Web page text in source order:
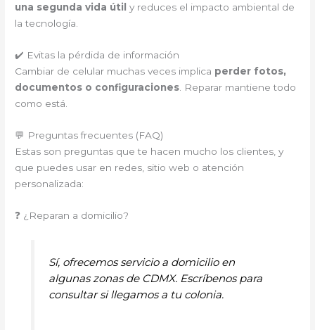
una segunda vida útil y reduces el impacto ambiental de
la tecnología.
✔️ Evitas la pérdida de información
Cambiar de celular muchas veces implica perder fotos,
documentos o configuraciones. Reparar mantiene todo
como está.
💬 Preguntas frecuentes (FAQ)
Estas son preguntas que te hacen mucho los clientes, y
que puedes usar en redes, sitio web o atención
personalizada:
❓ ¿Reparan a domicilio?
Sí, ofrecemos servicio a domicilio en
algunas zonas de CDMX. Escríbenos para
consultar si llegamos a tu colonia.